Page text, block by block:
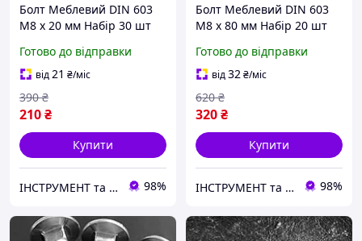
Болт Меблевий DIN 603
М8 х 20 мм Набір 30 шт
Готово до відправки
від21 ₴/міс
210₴
390 ₴
Купити
ІНСТРУМЕНТ та МЕТИЗИ 98%
Болт Меблевий DIN 603
М8 х 80 мм Набір 20 шт
Готово до відправки
від32₴/міс
320₴
620 ₴
Купити
ІНСТРУМЕНТ та МЕТИЗИ 98%